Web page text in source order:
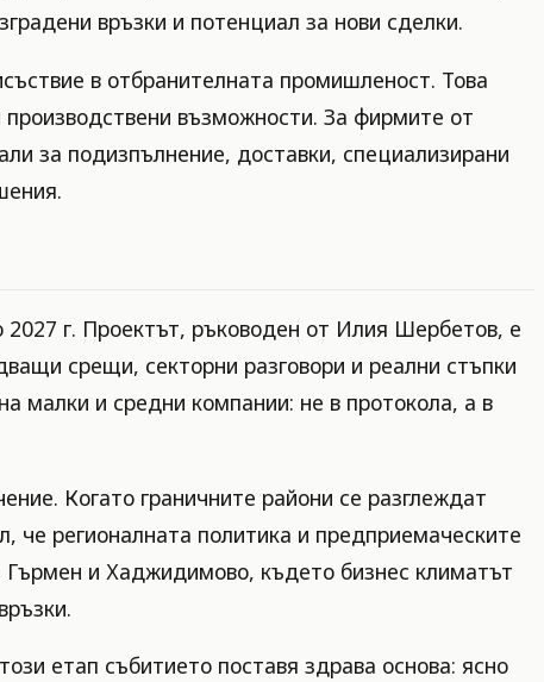
връзки и потенциал за нови сделки.
в отбранителната промишленост. Това
възможности. За фирмите от
за подизпълнение, доставки, специализирани
г. Проектът, ръководен от Илия Шербетов, е
срещи, секторни разговори и реални стъпки
малки и средни компании: не в протокола, а в
Когато граничните райони се разглеждат
че регионалната политика и предприемаческите
Гърмен и Хаджидимово, където бизнес климатът
етап събитието поставя здрава основа: ясно